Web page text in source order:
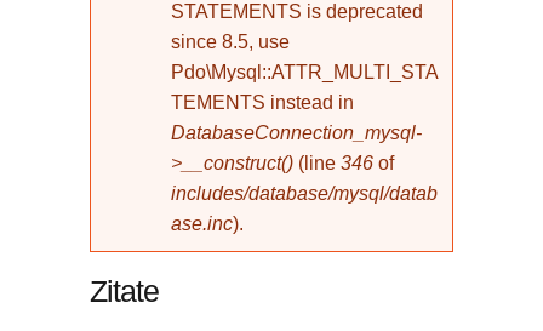
STATEMENTS is deprecated
since 8.5, use
Pdo\Mysql::ATTR_MULTI_STA
TEMENTS instead in
DatabaseConnection_mysql-
>__construct() (line 346 of
includes/database/mysql/datab
ase.inc).
Zitate